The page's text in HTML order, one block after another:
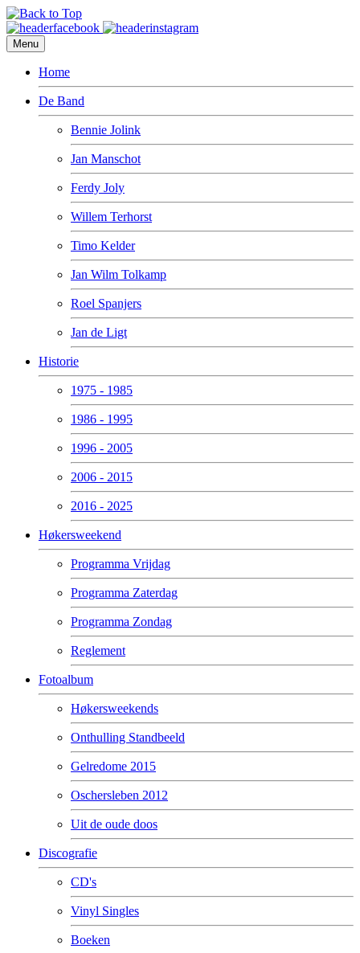
Menu
Home
De Band
Bennie Jolink
Jan Manschot
Ferdy Joly
Willem Terhorst
Timo Kelder
Jan Wilm Tolkamp
Roel Spanjers
Jan de Ligt
Historie
1975 - 1985
1986 - 1995
1996 - 2005
2006 - 2015
2016 - 2025
Høkersweekend
Programma Vrijdag
Programma Zaterdag
Programma Zondag
Reglement
Fotoalbum
Høkersweekends
Onthulling Standbeeld
Gelredome 2015
Oschersleben 2012
Uit de oude doos
Discografie
CD's
Vinyl Singles
Boeken